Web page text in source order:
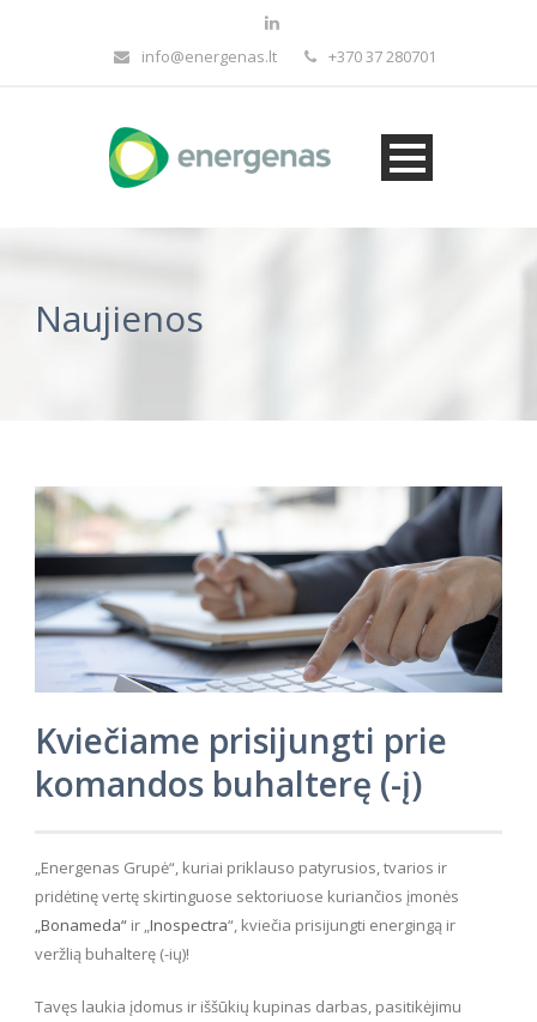
info@energenas.lt +370 37 280701
Naujienos
Kviečiame prisijungti prie
komandos buhalterę (-į)
„Energenas Grupė“, kuriai priklauso patyrusios, tvarios ir
pridėtinę vertę skirtinguose sektoriuose kuriančios įmonės
„Bonameda“ ir „ Inospectra“, kviečia prisijungti energingą ir
veržlią buhalterę (-ių)!
Tavęs laukia įdomus ir iššūkių kupinas darbas, pasitikėjimu